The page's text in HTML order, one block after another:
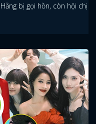
bị gọi hồn, còn hội chị